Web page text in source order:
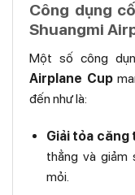
Công dụng
Shuangmi
Một số công
Airplane Cup
đến như là:
Giải tỏa căng
thẳng và giảm
mỏi.